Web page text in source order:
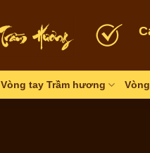
Vòng tay Trầm hương